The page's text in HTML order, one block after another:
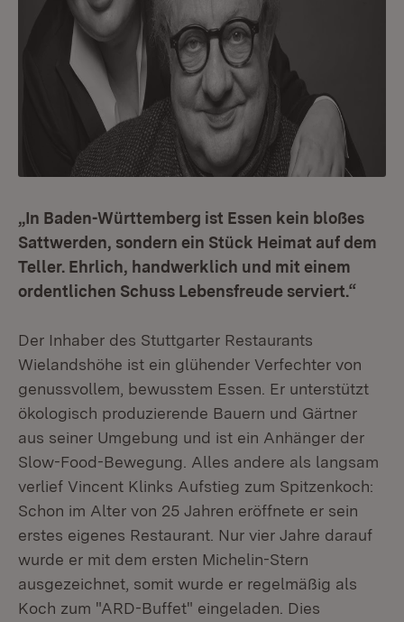
„In Baden-Württemberg ist Essen kein bloßes
Sattwerden, sondern ein Stück Heimat auf dem
Teller. Ehrlich, handwerklich und mit einem
ordentlichen Schuss Lebensfreude serviert.“
Der Inhaber des Stuttgarter Restaurants
Wielandshöhe ist ein glühender Verfechter von
genussvollem, bewusstem Essen. Er unterstützt
ökologisch produzierende Bauern und Gärtner
aus seiner Umgebung und ist ein Anhänger der
Slow-Food-Bewegung. Alles andere als langsam
verlief Vincent Klinks Aufstieg zum Spitzenkoch:
Schon im Alter von 25 Jahren eröffnete er sein
erstes eigenes Restaurant. Nur vier Jahre darauf
wurde er mit dem ersten Michelin-Stern
ausgezeichnet, somit wurde er regelmäßig als
Koch zum "ARD-Buffet" eingeladen. Dies